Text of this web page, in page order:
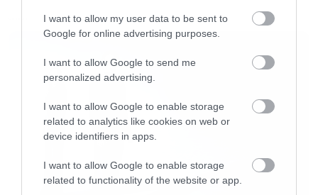
I want to allow my user data to be sent to
Google for online advertising purposes.
I want to allow Google to send me
personalized advertising.
I want to allow Google to enable storage
related to analytics like cookies on web or
device identifiers in apps.
I want to allow Google to enable storage
related to functionality of the website or app.
έλεος. Υπάρχει μόνος ένας κανόνας: Κυνήγησε ή
θα σε κυνηγήσουν.
4) Ένας σπουδαίος άντρας κάποτε είπε, ότι τα
πάντα αφορούν το sex. Εκτός από το Sex. To sex
έχει να κάνει με την εξουσία.
5) Κάθε πυγμάχος θα σου πει ότι όταν βλέπεις
κάποιον στα σχοινιά , του δίνεις μία στο στομάχι